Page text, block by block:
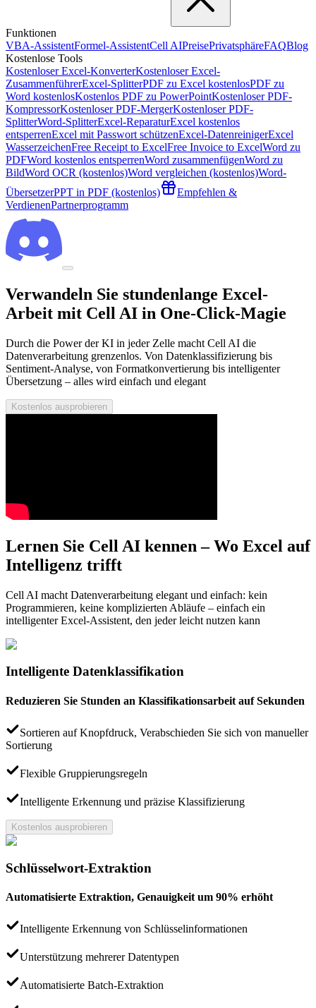
Funktionen
VBA-AssistentFormel-AssistentCell AIPreisePrivatsphäreFAQBlog
Kostenlose Tools
Kostenloser Excel-KonverterKostenloser Excel-
ZusammenführerExcel-SplitterPDF zu Excel kostenlosPDF zu
Word kostenlosKostenlos PDF zu PowerPointKostenloser PDF-
KompressorKostenloser PDF-MergerKostenloser PDF-
SplitterWord-SplitterExcel-ReparaturExcel kostenlos
entsperrenExcel mit Passwort schützenExcel-DatenreinigerExcel
WasserzeichenFree Receipt to ExcelFree Invoice to ExcelWord zu
PDFWord kostenlos entsperrenWord zusammenfügenWord zu
BildWord OCR (kostenlos)Word vergleichen (kostenlos)Word-
ÜbersetzerPPT in PDF (kostenlos)
Empfehlen &
VerdienenPartnerprogramm
Verwandeln Sie stundenlange Excel-
Arbeit mit Cell AI in One-Click-Magie
Durch die Power der KI in jeder Zelle macht Cell AI die
Datenverarbeitung grenzenlos. Von Datenklassifizierung bis
Sentiment-Analyse, von Formatkonvertierung bis intelligenter
Übersetzung – alles wird einfach und elegant
Kostenlos ausprobieren
Lernen Sie Cell AI kennen – Wo Excel auf
Intelligenz trifft
Cell AI macht Datenverarbeitung elegant und einfach: kein
Programmieren, keine komplizierten Abläufe – einfach ein
intelligenter Excel-Assistent, den jeder leicht nutzen kann
Intelligente Datenklassifikation
Reduzieren Sie Stunden an Klassifikationsarbeit auf Sekunden
Sortieren auf Knopfdruck, Verabschieden Sie sich von manueller
Sortierung
Flexible Gruppierungsregeln
Intelligente Erkennung und präzise Klassifizierung
Kostenlos ausprobieren
Schlüsselwort-Extraktion
Automatisierte Extraktion, Genauigkeit um 90% erhöht
Intelligente Erkennung von Schlüsselinformationen
Unterstützung mehrerer Datentypen
Automatisierte Batch-Extraktion